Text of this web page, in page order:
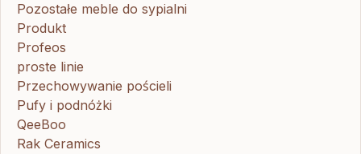
Pozostałe meble do sypialni
Produkt
Profeos
proste linie
Przechowywanie pościeli
Pufy i podnóżki
QeeBoo
Rak Ceramics